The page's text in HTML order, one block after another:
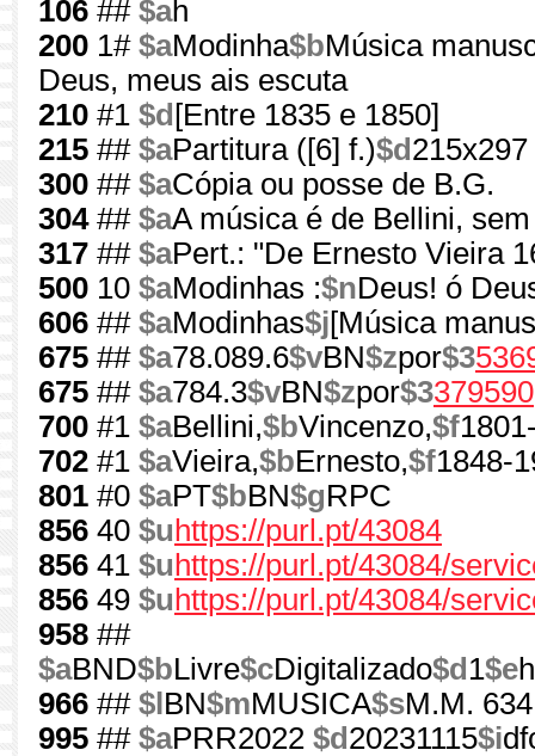
106 ## $ah
200 1# $aModinha$bMúsica
Deus, meus ais escuta
210 #1 $d [Entre 1835 e 1850]
215 ## $aPartitura ([6] f.)$d
300 ## $aCópia ou posse de B.G.
304## $aA música é de Bellini,
317 ## $aPert.: "De Ernesto Vieira
500 10 $aModinhas :$nDeus! ó
606 ## $aModinhas$j[Música
675 ## $a78.089.6$vBN$zpor$3
675 ## $a784.3$vBN$zpor$3379590
700 #1 $aBellini,$bVincenzo,$f
702 #1 $aVieira,$bErnesto,$f1848-
801 #0 $aPT$bBN$gRPC
856 40 $u https://purl.pt/43084
856 41 $u https://purl.pt/43084/
856 49 $u https://purl.pt/43084/
958 ##
$aBND$bLivre$cDigitalizado$d 1$e
966 ## $l BN$mMUSICA$sM.M.
995 ## $aPRR2022 $d 20231115$i